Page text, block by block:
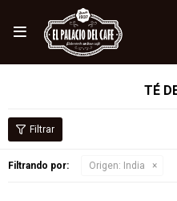

TÉ
Filtrando por: Origen: India